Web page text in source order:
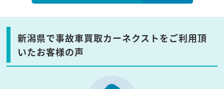
新潟県で事故車買取カーネクストをご利用頂
いたお客様の声